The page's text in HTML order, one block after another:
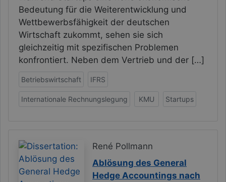
Bedeutung für die Weiterentwicklung und
Wettbewerbsfähigkeit der deutschen
Wirtschaft zukommt, sehen sie sich
gleichzeitig mit spezifischen Problemen
konfrontiert. Neben dem Vertrieb und der […]
Betriebswirtschaft IFRS
Internationale Rechnungslegung KMU Startups
René Pollmann
Ablösung des General
Hedge Accountings nach